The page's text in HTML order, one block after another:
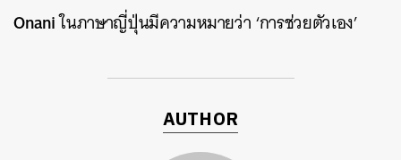
Onaniในภาษาญี่ปุ่นมีความหมายว่า ‘การช่วยตัวเอง’
AUTHOR